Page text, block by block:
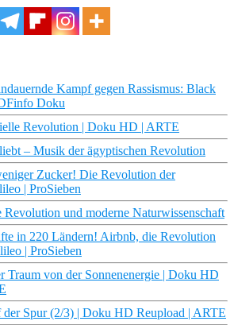
Kampf gegen Rassismus: Black
Doku
Revolution | Doku HD | ARTE
– Musik der ägyptischen Revolution
Zucker! Die Revolution der
| ProSieben
Revolution und moderne Naturwissenschaft
in 220 Ländern! Airbnb, die Revolution
| ProSieben
Traum von der Sonnenenergie | Doku HD
der Spur (2/3) | Doku HD Reupload | ARTE